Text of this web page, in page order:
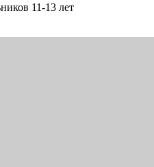
11-13 лет